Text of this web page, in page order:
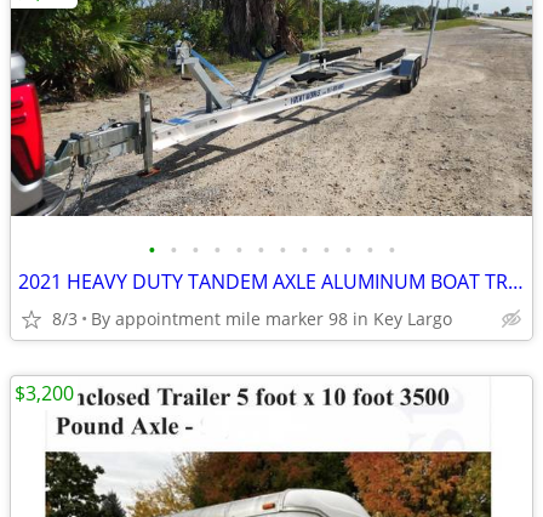
• • • • • • • • • • • •
2021 HEAVY DUTY TANDEM AXLE ALUMINUM BOAT TRAILER for 27-29' boat
8/3 By appointment mile marker 98 in Key Largo
$3,200